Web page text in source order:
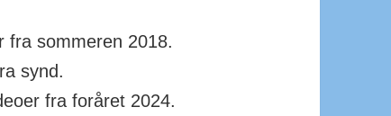
fra sommeren 2018.
synd.
fra foråret 2024.